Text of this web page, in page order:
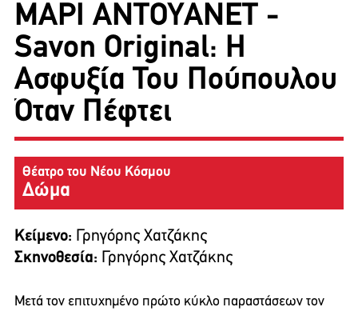
ΜΑΡΙ ΑΝΤΟΥΑΝΕΤ -
Savon Original: Η
Ασφυξία Του Πούπουλου
Όταν Πέφτει
Θέατρο του Νέου Κόσμου
Δώμα
Κείμενο: Γρηγόρης Χατζάκης
Σκηνοθεσία: Γρηγόρης Χατζάκης
Μετά τον επιτυχημένο πρώτο κύκλο παραστάσεων τον